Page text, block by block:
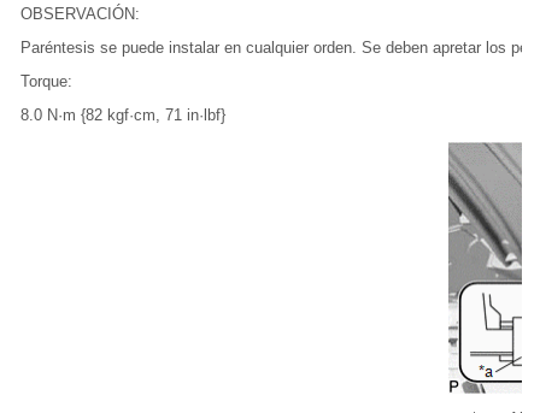
OBSERVACIÓN:
Paréntesis se puede instalar en cualquier orden. Se deben apretar los
Torque:
8.0 N·m {82 kgf·cm, 71 in·lbf}